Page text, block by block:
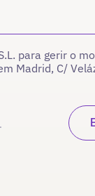
para gerir o
Madrid, C/